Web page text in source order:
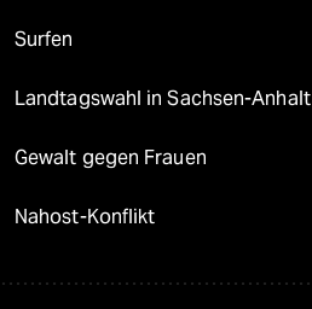
Surfen
Landtagswahl in Sachsen-Anhalt
Gewalt gegen Frauen
Nahost-Konflikt